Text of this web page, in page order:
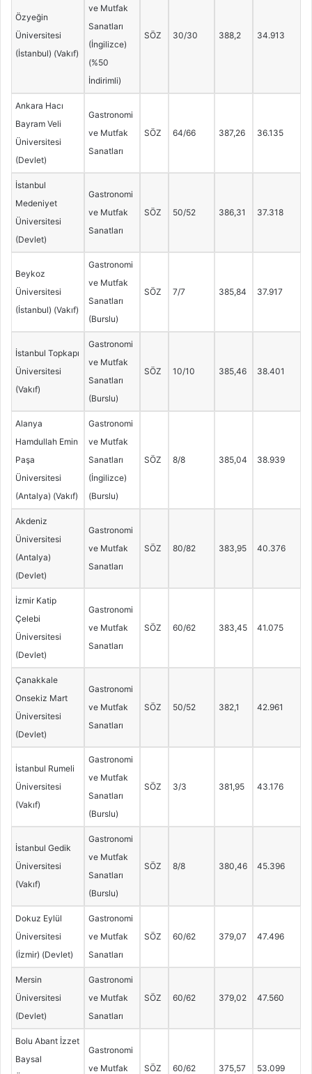
Özyeğin
Üniversitesi
(İstanbul) (Vakıf)
ve Mutfak
Sanatları
(İngilizce)
(%50
İndirimli)
SÖZ 30/30 388,2 34.913
Ankara Hacı
Bayram Veli
Üniversitesi
(Devlet)
Gastronomi
ve Mutfak
Sanatları
SÖZ 64/66 387,26 36.135
İstanbul
Medeniyet
Üniversitesi
(Devlet)
Gastronomi
ve Mutfak
Sanatları
SÖZ 50/52 386,31 37.318
Beykoz
Üniversitesi
(İstanbul) (Vakıf)
Gastronomi
ve Mutfak
Sanatları
(Burslu)
SÖZ 7/7 385,84 37.917
İstanbul Topkapı
Üniversitesi
(Vakıf)
Gastronomi
ve Mutfak
Sanatları
(Burslu)
SÖZ 10/10 385,46 38.401
Alanya
Hamdullah Emin
Paşa
Üniversitesi
(Antalya) (Vakıf)
Gastronomi
ve Mutfak
Sanatları
(İngilizce)
(Burslu)
SÖZ 8/8 385,04 38.939
Akdeniz
Üniversitesi
(Antalya)
(Devlet)
Gastronomi
ve Mutfak
Sanatları
SÖZ 80/82 383,95 40.376
İzmir Katip
Çelebi
Üniversitesi
(Devlet)
Gastronomi
ve Mutfak
Sanatları
SÖZ 60/62 383,45 41.075
Çanakkale
Onsekiz Mart
Üniversitesi
(Devlet)
Gastronomi
ve Mutfak
Sanatları
SÖZ 50/52 382,1 42.961
İstanbul Rumeli
Üniversitesi
(Vakıf)
Gastronomi
ve Mutfak
Sanatları
(Burslu)
SÖZ 3/3 381,95 43.176
İstanbul Gedik
Üniversitesi
(Vakıf)
Gastronomi
ve Mutfak
Sanatları
(Burslu)
SÖZ 8/8 380,46 45.396
Dokuz Eylül
Üniversitesi
(İzmir) (Devlet)
Gastronomi
ve Mutfak
Sanatları
SÖZ 60/62 379,07 47.496
Mersin
Üniversitesi
(Devlet)
Gastronomi
ve Mutfak
Sanatları
SÖZ 60/62 379,02 47.560
Bolu Abant İzzet
Baysal
Gastronomi
ve Mutfak
SÖZ 60/62 375,57 53.099